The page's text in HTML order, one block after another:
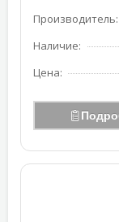
Производитель:
Наличие:
Цена: